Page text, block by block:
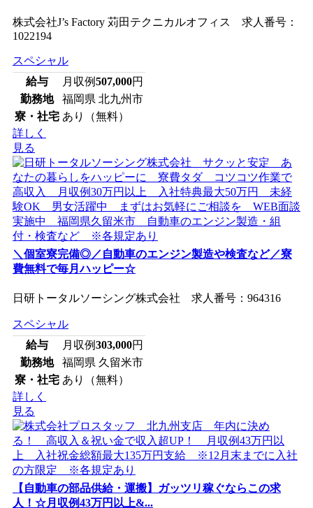
株式会社J’s Factory 苅田テクニカルオフィス 求人番号：
1022194
スペシャル
給与
月収例507,000円
勤務地
福岡県 北九州市
寮・社宅 あり（無料）
詳しく
見る
＼個室寮完備◎／自動車のエンジン製造や検査など／寮
費無料で毎月ハッピー☆
日研トータルソーシング株式会社 求人番号：964316
スペシャル
給与
月収例303,000円
勤務地
福岡県 久留米市
寮・社宅 あり（無料）
詳しく
見る
【自動車の部品供給・運搬】ガッツリ稼ぐならこの求
人！☆月収例43万円以上&...